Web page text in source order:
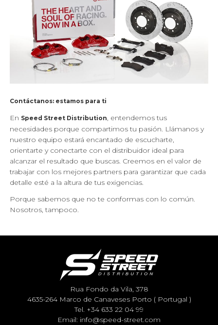
Contáctanos: estamos para ti
En Speed Street Distribution, entendemos tus
necesidades porque compartimos tu pasión. Llámanos y
nuestro equipo estará encantado de escucharte,
orientarte y conectarte con el distribuidor ideal para
alcanzar el resultado que buscas. Creemos en el valor de
trabajar con los mejores partners para garantizar que cada
detalle esté a la altura de tus exigencias.
Porque sabemos que no te conformas con lo común.
Nosotros, tampoco.
Rua Fondo da Vila, 378
4635-264 Marco de Canaveses Porto ( Portugal )
Tel. +34 633 22 04 99
Email: info@speed-street.com